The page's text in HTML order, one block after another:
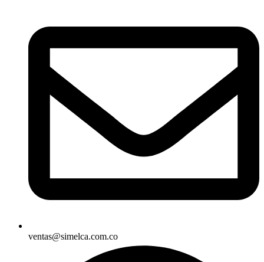
ventas@simelca.com.co